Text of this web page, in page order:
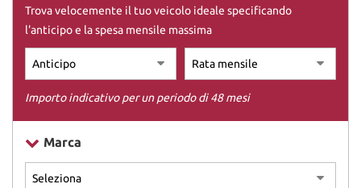
Trova velocemente il tuo veicolo ideale specificando
l'anticipo e la spesa mensile massima
Importo indicativo per un periodo di 48 mesi
Marca